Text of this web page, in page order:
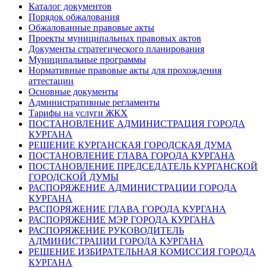
Каталог документов
Порядок обжалования
Обжалованные правовые акты
Проекты муниципальных правовых актов
Документы стратегического планирования
Муниципальные программы
Нормативные правовые акты для прохождения
аттестации
Основные документы
Административные регламенты
Тарифы на услуги ЖКХ
ПОСТАНОВЛЕНИЕ АДМИНИСТРАЦИЯ ГОРОДА
КУРГАНА
РЕШЕНИЕ КУРГАНСКАЯ ГОРОДСКАЯ ДУМА
ПОСТАНОВЛЕНИЕ ГЛАВА ГОРОДА КУРГАНА
ПОСТАНОВЛЕНИЕ ПРЕДСЕДАТЕЛЬ КУРГАНСКОЙ
ГОРОДСКОЙ ДУМЫ
РАСПОРЯЖЕНИЕ АДМИНИСТРАЦИИ ГОРОДА
КУРГАНА
РАСПОРЯЖЕНИЕ ГЛАВА ГОРОДА КУРГАНА
РАСПОРЯЖЕНИЕ МЭР ГОРОДА КУРГАНА
РАСПОРЯЖЕНИЕ РУКОВОДИТЕЛЬ
АДМИНИСТРАЦИИ ГОРОДА КУРГАНА
РЕШЕНИЕ ИЗБИРАТЕЛЬНАЯ КОМИССИЯ ГОРОДА
КУРГАНА